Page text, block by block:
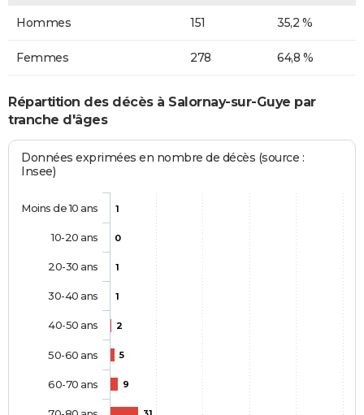
Hommes 151 35,2 %
Femmes 278 64,8 %
Répartition des décès à Salornay-sur-Guye par
tranche d'âges
Données exprimées en nombre de décès (source :
Insee)
1
0
1
1
2
5
9
Moins de 10 ans
10-20 ans
20-30 ans
30-40 ans
40-50 ans
50-60 ans
60-70 ans